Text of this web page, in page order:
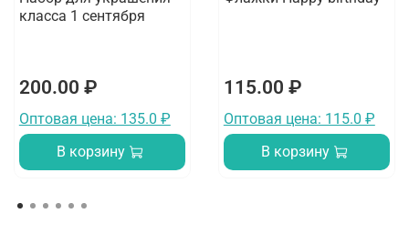
класса 1 сентября
200.00 ₽
Оптовая цена: 135.0 ₽
В корзину
115.00 ₽
Оптовая цена: 115.0 ₽
В корзину